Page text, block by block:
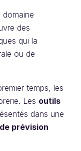
domaine
des
qui la
ou de
temps, les
Les outils
dans une
prévision